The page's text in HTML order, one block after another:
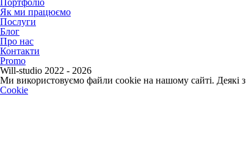
Портфоліо
Як ми працюємо
Послуги
Блог
Про нас
Контакти
Promo
Will-studio 2022 - 2026
Ми використовуємо файли cookie на нашому сайті. Деякі
Cookie